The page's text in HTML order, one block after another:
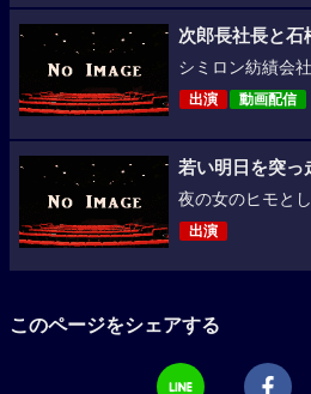
次郎長社長と石
シミロン紡績会
出演 動画配信
若い明日を突っ
夜の女のヒモと
出演
このページをシェアする